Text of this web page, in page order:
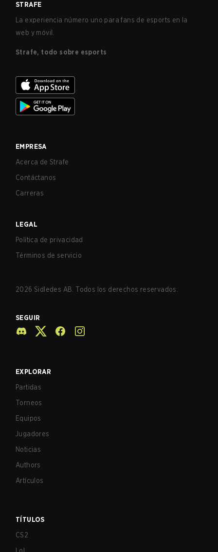
STRAFE
La experiencia número uno para fans de esports en la
web y móvil.
Strafe, todo sobre esports
EMPRESA
Acerca de Strafe
Contáctanos
Carreras
LEGAL
Política de privacidad
Términos de servicio
2026 Sidledes AB. Todos los derechos reservados.
SEGUIR
EXPLORAR
Partidas
Torneos
Equipos
Jugadores
Noticias
Authors
Artículos
TÍTULOS
CS2